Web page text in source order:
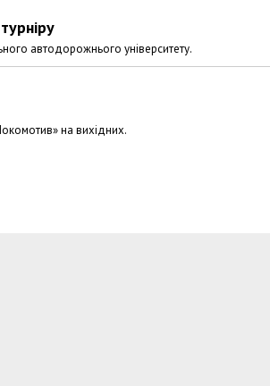
автодорожнього університету.
на вихідних.